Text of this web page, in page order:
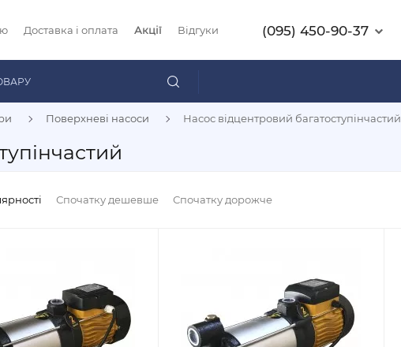
Доставка і оплата Акції Відгуки (095) 450-90-37
Поверхневі насоси Насос відцентровий багатоступінчастий
Спочатку дешевше Спочатку дорожче